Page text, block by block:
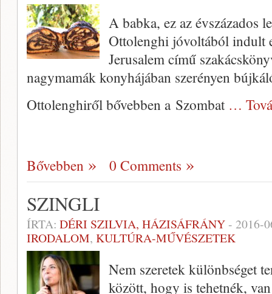
A babka, ez az évszázados
Ottolenghi jóvoltából indult
Jerusalem című
nagymamák konyhájában szerényen
Ottolenghiről bővebben a Szombat …
Bővebben 0 Comments
SZINGLI
ÍRTA: DÉRI SZILVIA, HÁZISÁFRÁNY- 2016-
IRODALOM, KULTÚRA-MŰVÉSZETEK
Nem szeretek különbséget
között, hogy is tehetnék,